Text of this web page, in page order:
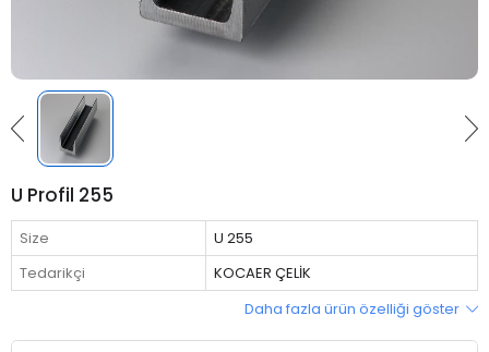
U Profil 255
Size
U 255
Tedarikçi
KOCAER ÇELİK
Daha fazla ürün özelliği göster